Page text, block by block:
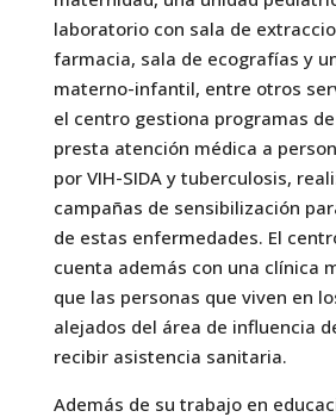
laboratorio con sala de
farmacia, sala de ecografías y
materno-infantil, entre otros
el centro gestiona programas
presta atención médica a
por VIH-SIDA y tuberculosis,
campañas de sensibilización
de estas enfermedades. El
cuenta además con una clínica
que las personas que viven en
alejados del área de influencia
recibir asistencia sanitaria.
Además de su trabajo en